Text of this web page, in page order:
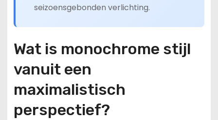
seizoensgebonden verlichting.
Wat is monochrome stijl
vanuit een
maximalistisch
perspectief?